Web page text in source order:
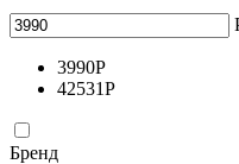
3990Р
42531Р
Бренд